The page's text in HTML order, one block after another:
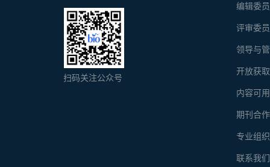
编辑委
评审委
领导与
开放获
内容可
期刊合
专业组
联系我们
扫码关注公众号